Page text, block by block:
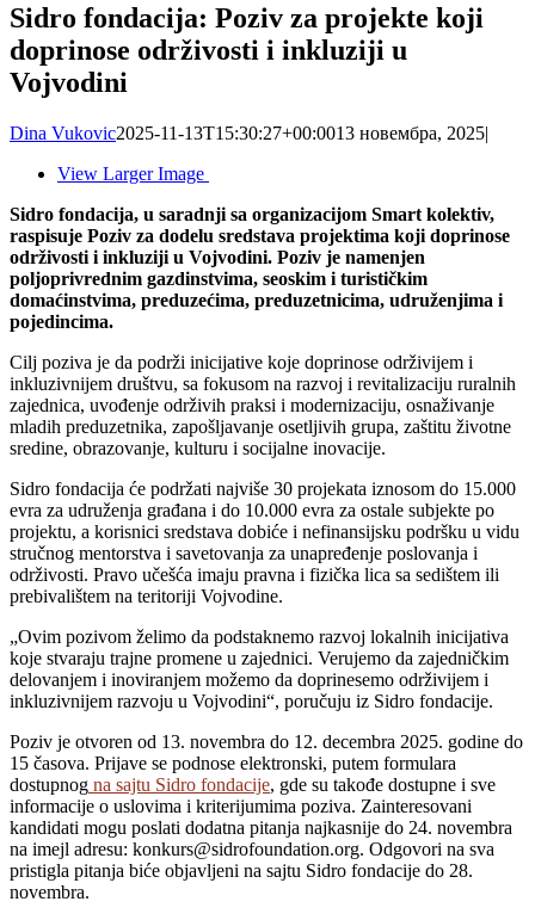
Sidro fondacija: Poziv za projekte koji
doprinose održivosti i inkluziji u
Vojvodini
Dina Vukovic2025-11-13T15:30:27+00:0013 новембра, 2025|
View Larger Image
Sidro fondacija, u saradnji sa organizacijom Smart kolektiv,
raspisuje Poziv za dodelu sredstava projektima koji doprinose
održivosti i inkluziji u Vojvodini. Poziv je namenjen
poljoprivrednim gazdinstvima, seoskim i turističkim
domaćinstvima, preduzećima, preduzetnicima, udruženjima i
pojedincima.
Cilj poziva je da podrži inicijative koje doprinose održivijem i
inkluzivnijem društvu, sa fokusom na razvoj i revitalizaciju ruralnih
zajednica, uvođenje održivih praksi i modernizaciju, osnaživanje
mladih preduzetnika, zapošljavanje osetljivih grupa, zaštitu životne
sredine, obrazovanje, kulturu i socijalne inovacije.
Sidro fondacija će podržati najviše 30 projekata iznosom do 15.000
evra za udruženja građana i do 10.000 evra za ostale subjekte po
projektu, a korisnici sredstava dobiće i nefinansijsku podršku u vidu
stručnog mentorstva i savetovanja za unapređenje poslovanja i
održivosti. Pravo učešća imaju pravna i fizička lica sa sedištem ili
prebivalištem na teritoriji Vojvodine.
„Ovim pozivom želimo da podstaknemo razvoj lokalnih inicijativa
koje stvaraju trajne promene u zajednici. Verujemo da zajedničkim
delovanjem i inoviranjem možemo da doprinesemo održivijem i
inkluzivnijem razvoju u Vojvodini“, poručuju iz Sidro fondacije.
Poziv je otvoren od 13. novembra do 12. decembra 2025. godine do
15 časova. Prijave se podnose elektronski, putem formulara
dostupnog na sajtu Sidro fondacije, gde su takođe dostupne i sve
informacije o uslovima i kriterijumima poziva. Zainteresovani
kandidati mogu poslati dodatna pitanja najkasnije do 24. novembra
na imejl adresu: konkurs@sidrofoundation.org. Odgovori na sva
pristigla pitanja biće objavljeni na sajtu Sidro fondacije do 28.
novembra.